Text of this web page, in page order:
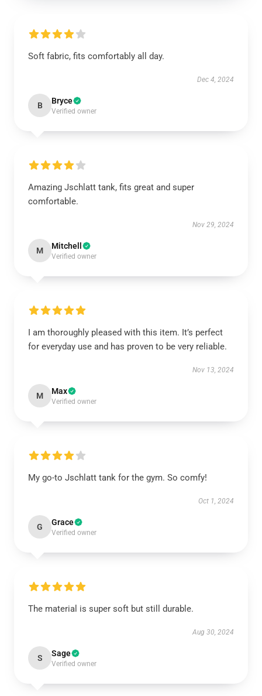
Soft fabric, fits comfortably all day.
Dec 4, 2024
B Bryce
Verified owner
Amazing Jschlatt tank, fits great and super
comfortable.
Nov 29, 2024
M Mitchell
Verified owner
I am thoroughly pleased with this item. It’s perfect
for everyday use and has proven to be very reliable.
Nov 13, 2024
M Max
Verified owner
My go-to Jschlatt tank for the gym. So comfy!
Oct 1, 2024
G Grace
Verified owner
The material is super soft but still durable.
Aug 30, 2024
S Sage
Verified owner